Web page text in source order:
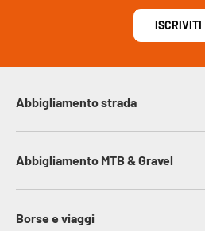
ISCRIVITI
Abbigliamento strada
Abbigliamento MTB & Gravel
Borse e viaggi